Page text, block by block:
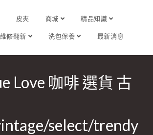
皮夾 商城 精品知識
維修翻新 洗包保養 最新消息
Love 咖啡 選貨 古
select/trendy